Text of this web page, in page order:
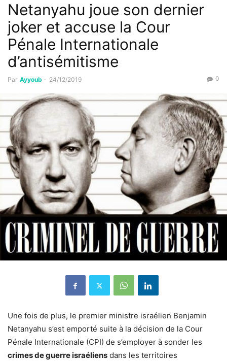
Netanyahu joue son dernier
joker et accuse la Cour
Pénale Internationale
d’antisémitisme
Par Ayyoub - 24/12/2019 0
Une fois de plus, le premier ministre israélien Benjamin
Netanyahu s’est emporté suite à la décision de la Cour
Pénale Internationale (CPI) de s’employer à sonder les
crimes de guerre israéliens dans les territoires